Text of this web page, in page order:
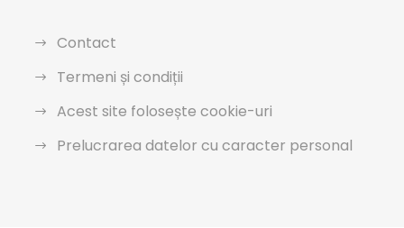
Contact
Termeni și condiții
Acest site folosește cookie-uri
Prelucrarea datelor cu caracter personal